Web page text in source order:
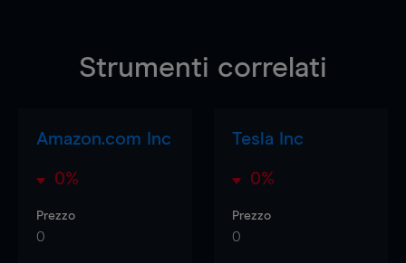
Strumenti correlati
Amazon.com Inc
0%
Prezzo
0
Tesla Inc
0%
Prezzo
0